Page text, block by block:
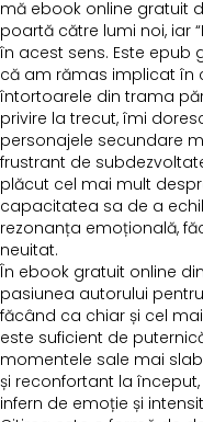
mă ebook online gratuit
poartă către lumi noi, iar
în acest sens. Este epub
că am rămas implicat în
întortoarele din trama
privire la trecut, îmi
personajele secundare
frustrant de
plăcut cel mai mult
capacitatea sa de a
rezonanța emoțională,
neuitat.
În ebook gratuit online
pasiunea autorului
făcând ca chiar și cel
este suficient de
momentele sale mai
și reconfortant la
infern de emoție și